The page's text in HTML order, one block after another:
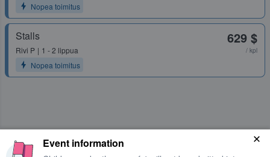
Nopea toimitus
Stalls
Rivi P
1 - 2 lippua
Nopea toimitus
629 $
/ kpl
Event information